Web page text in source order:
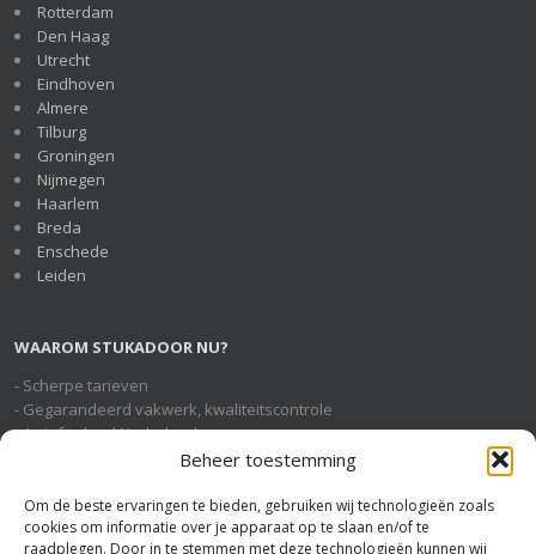
Beheer toestemming
Om de beste ervaringen te bieden, gebruiken wij technologieën zoals
cookies om informatie over je apparaat op te slaan en/of te
raadplegen. Door in te stemmen met deze technologieën kunnen wij
Rotterdam
Den Haag
Utrecht
Eindhoven
Almere
Tilburg
Groningen
Nijmegen
Haarlem
Breda
Enschede
Leiden
WAAROM STUKADOOR NU?
- Scherpe tarieven
- Gegarandeerd vakwerk, kwaliteitscontrole
- Actief in heel Nederland
- Geheel gratis en vrijblijvende service
STUKADOOR NU OP SOCIAL MEDIA